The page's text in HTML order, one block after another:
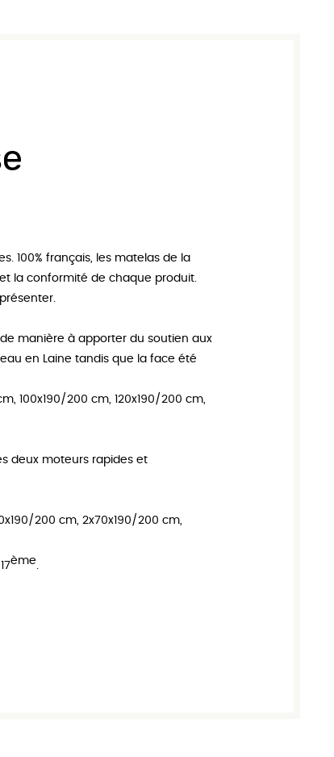
. 100% français, les matelas de la
la conformité de chaque produit.
manière à apporter du soutien aux
en Laine tandis que la face été
100x190/200 cm, 120x190/200 cm,
deux moteurs rapides et
200 cm, 2x70x190/200 cm,
ème